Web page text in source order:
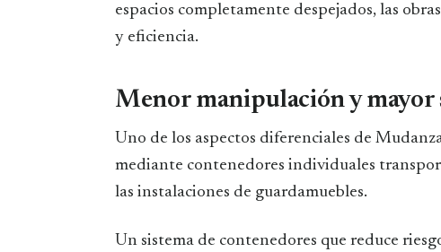
espacios completamente despejados, las
y eficiencia.
Menor manipulación y mayor
Uno de los aspectos diferenciales de
mediante contenedores individuales
las instalaciones de guardamuebles.
Un sistema de contenedores que reduce